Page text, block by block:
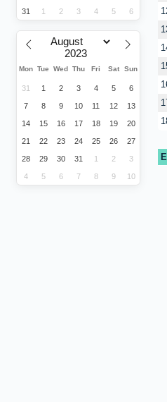
31 1 2 3 4 5 6
Mon Tue Wed Thu Fri Sat Sun
31 1 2 3 4 5 6
7 8 9 10 11 12 13
14 15 16 17 18 19 20
21 22 23 24 25 26 27
28 29 30 31 1 2 3
4 5 6 7 8 9 10